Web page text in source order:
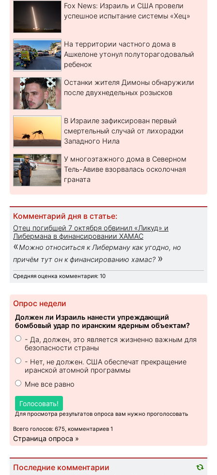
Fox News: Израиль и США провели
успешное испытание системы «Хец»
На территории частного дома в
Ашкелоне утонул полуторагодовалый
ребенок
Останки жителя Димоны обнаружили
после двухнедельных розысков
В Израиле зафиксирован первый
смертельный случай от лихорадки
Западного Нила
У многоэтажного дома в Северном
Тель-Авиве взорвалась осколочная
граната
Комментарий дня в статье:
Отец погибшей 7 октября обвинил «Ликуд» и
Либермана в финансировании ХАМАС
«Можно относиться к Либерману как угодно, но
причём тут он к финансированию хамас? »
Средняя оценка комментария: 10
Опрос недели
Должен ли Израиль нанести упреждающий
бомбовый удар по иранским ядерным объектам?
- Да, должен, это является жизненно важным для
безопасности страны
- Нет, не должен. США обеспечат прекращение
иранской атомной программы
Мне все равно
Голосовать!
Для просмотра результатов опроса вам нужно проголосовать
Всего голосов: 675, комментариев 1
Страница опроса »
Последние комментарии